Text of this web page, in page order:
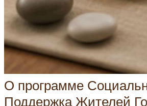
О программе
Поддержка Жителей